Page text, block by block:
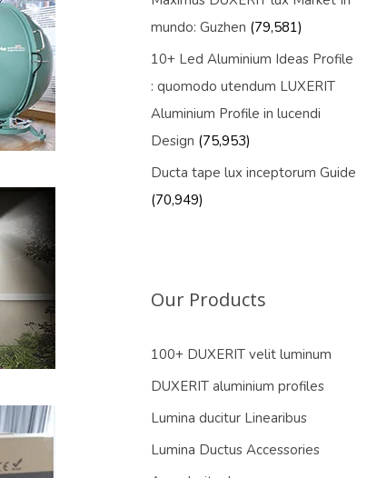
mundo: Guzhen (79,581)
10+ Led Aluminium Ideas Profile
: quomodo utendum LUXERIT
Aluminium Profile in lucendi
Design (75,953)
Ducta tape lux inceptorum Guide
(70,949)
Our Products
100+ DUXERIT velit luminum
DUXERIT aluminium profiles
Lumina ducitur Linearibus
Lumina Ductus Accessories